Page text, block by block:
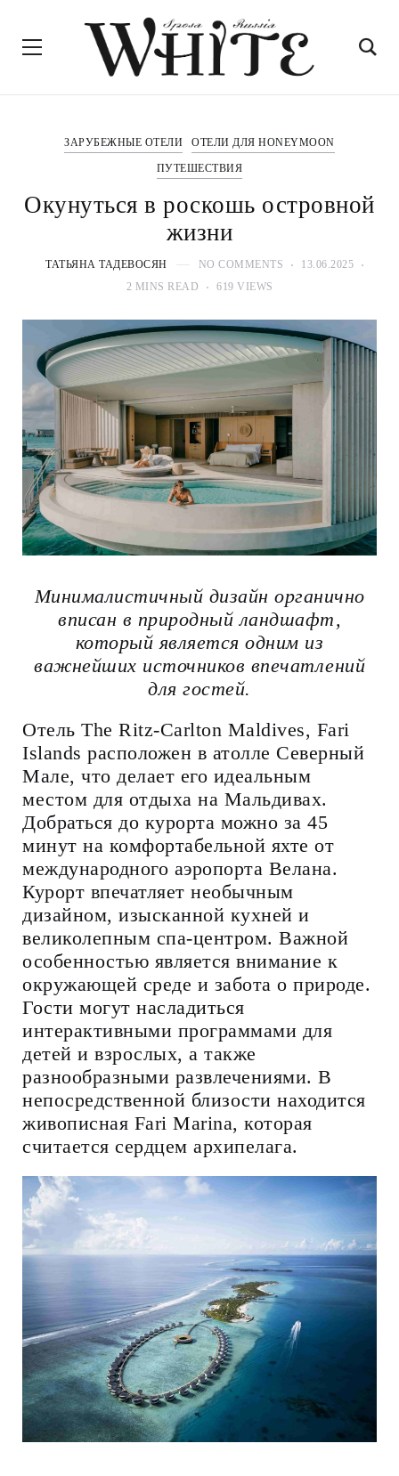
ЗАРУБЕЖНЫЕ ОТЕЛИ ОТЕЛИ ДЛЯ HONEYMOON
ПУТЕШЕСТВИЯ
Окунуться в роскошь островной
жизни
ТАТЬЯНА ТАДЕВОСЯН NO COMMENTS
13.06.2025
2 MINS READ
619 VIEWS
Минималистичный дизайн органично
вписан в природный ландшафт,
который является одним из
важнейших источников впечатлений
для гостей.
Отель The Ritz-Carlton Maldives, Fari
Islands расположен в атолле Северный
Мале, что делает его идеальным
местом для отдыха на Мальдивах.
Добраться до курорта можно за 45
минут на комфортабельной яхте от
международного аэропорта Велана.
Курорт впечатляет необычным
дизайном, изысканной кухней и
великолепным спа-центром. Важной
особенностью является внимание к
окружающей среде и забота о природе.
Гости могут насладиться
интерактивными программами для
детей и взрослых, а также
разнообразными развлечениями. В
непосредственной близости находится
живописная Fari Marina, которая
считается сердцем архипелага.